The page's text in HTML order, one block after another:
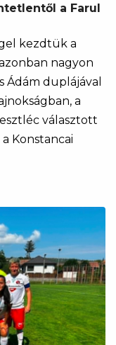
a Farul
kezdtük a
nagyon
Ádám duplájával
a
választott
Konstancai